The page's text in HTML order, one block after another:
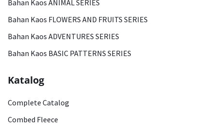
Bahan Kaos ANIMAL SERIES
Bahan Kaos FLOWERS AND FRUITS SERIES
Bahan Kaos ADVENTURES SERIES
Bahan Kaos BASIC PATTERNS SERIES
Katalog
Complete Catalog
Combed Fleece